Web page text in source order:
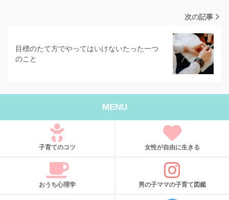
次の記事
目標のたて方でやってはいけないたった一つ
のこと
MENU
子育てのコツ 女性が自由に生きる
おうち心理学 男の子ママの子育て図鑑